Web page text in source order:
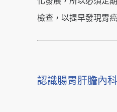
檢查，以提早發現胃癌
認識腸胃肝膽內